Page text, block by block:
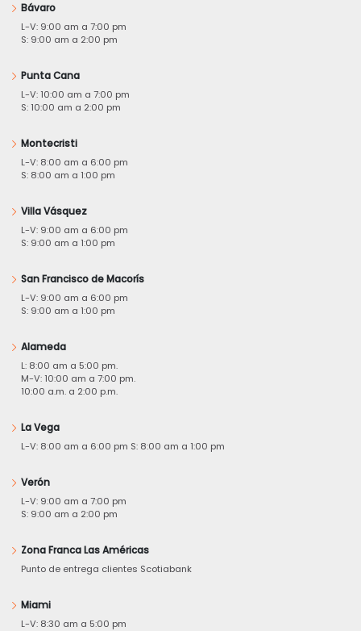
Bávaro
L-V: 9:00 am a 7:00 pm
S: 9:00 am a 2:00 pm
Punta Cana
L-V: 10:00 am a 7:00 pm
S: 10:00 am a 2:00 pm
Montecristi
L-V: 8:00 am a 6:00 pm
S: 8:00 am a 1:00 pm
Villa Vásquez
L-V: 9:00 am a 6:00 pm
S: 9:00 am a 1:00 pm
San Francisco de Macorís
L-V: 9:00 am a 6:00 pm
S: 9:00 am a 1:00 pm
Alameda
L: 8:00 am a 5:00 pm.
M-V: 10:00 am a 7:00 pm.
10:00 a.m. a 2:00 p.m.
La Vega
L-V: 8:00 am a 6:00 pm S: 8:00 am a 1:00 pm
Verón
L-V: 9:00 am a 7:00 pm
S: 9:00 am a 2:00 pm
Zona Franca Las Américas
Punto de entrega clientes Scotiabank
Miami
L-V: 8:30 am a 5:00 pm